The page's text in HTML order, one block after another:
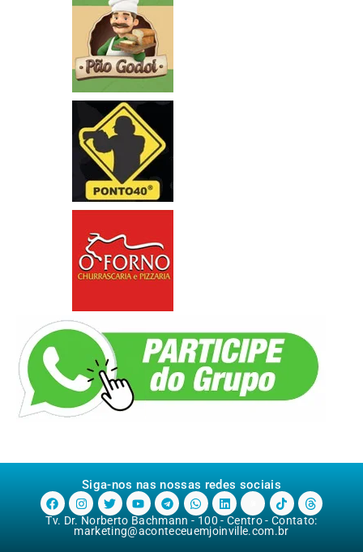
Siga-nos nas nossas redes sociais
Tv. Dr. Norberto Bachmann - 100 - Centro - Contato:
marketing@aconteceuemjoinville.com.br